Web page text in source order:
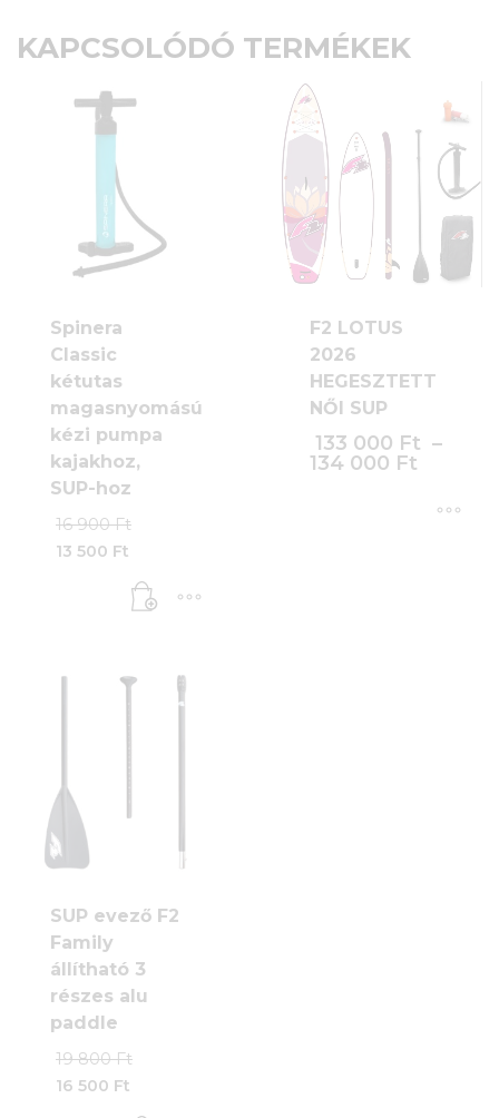
KAPCSOLÓDÓ TERMÉKEK
Spinera
Classic
kétutas
magasnyomású
kézi pumpa
kajakhoz,
SUP-hoz
16 900Ft
900 Ft.
13 500 Ft
F2 LOTUS
2026
HEGESZTETT
NŐI SUP
133 000 Ft –
134 000 Ft
SUP evező F2
Family
állítható 3
részes alu
paddle
19 800Ft
16 500 Ft